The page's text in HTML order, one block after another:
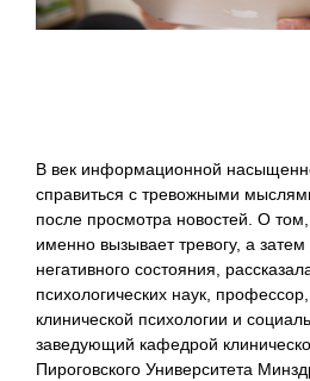
В век информационной
справиться с тревожными
после просмотра новостей. О том,
именно вызывает тревогу, а затем
негативного состояния,
психологических наук,
клинической психологии и
заведующий кафедрой
Пироговского Университета